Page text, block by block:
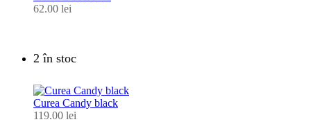
62.00 lei
2 în stoc
Curea Candy black
119.00 lei